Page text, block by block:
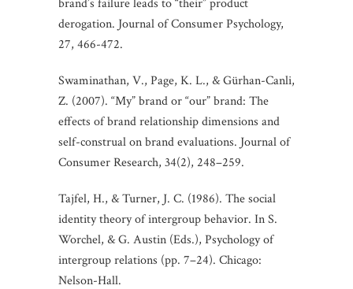
brand’s failure leads to “their” product
derogation. Journal of Consumer Psychology,
27, 466-472.
Swaminathan, V., Page, K. L., & Gürhan-Canli,
Z. (2007). “My” brand or “our” brand: The
effects of brand relationship dimensions and
self-construal on brand evaluations. Journal of
Consumer Research, 34(2), 248–259.
Tajfel, H., & Turner, J. C. (1986). The social
identity theory of intergroup behavior. In S.
Worchel, & G. Austin (Eds.), Psychology of
intergroup relations (pp. 7–24). Chicago:
Nelson-Hall.